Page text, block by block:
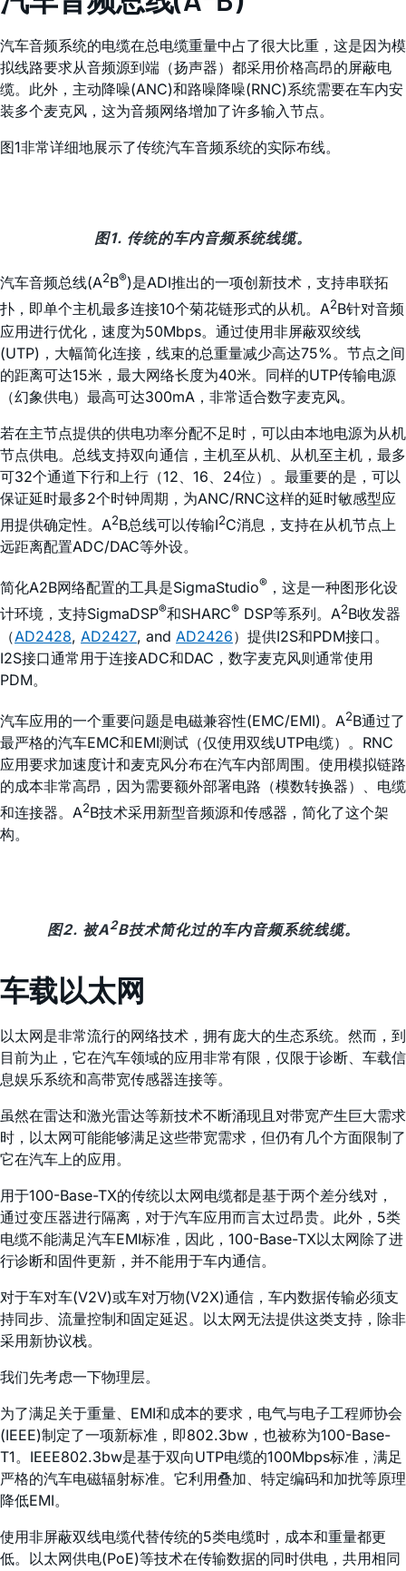
汽车音频系统的电缆在总电缆重量中占了很大比重，这是因为模
拟线路要求从音频源到端（扬声器）都采用价格高昂的屏蔽电
缆。此外，主动降噪(ANC)和路噪降噪(RNC)系统需要在车内安
装多个麦克风，这为音频网络增加了许多输入节点。
图1非常详细地展示了传统汽车音频系统的实际布线。
图1. 传统的车内音频系统线缆。
汽车音频总线(A2B®)是ADI推出的一项创新技术，支持串联拓
扑，即单个主机最多连接10个菊花链形式的从机。A2B针对音频
应用进行优化，速度为50Mbps。通过使用非屏蔽双绞线
(UTP)，大幅简化连接，线束的总重量减少高达75%。节点之间
的距离可达15米，最大网络长度为40米。同样的UTP传输电源
（幻象供电）最高可达300mA，非常适合数字麦克风。
若在主节点提供的供电功率分配不足时，可以由本地电源为从机
节点供电。总线支持双向通信，主机至从机、从机至主机，最多
可32个通道下行和上行（12、16、24位）。最重要的是，可以
保证延时最多2个时钟周期，为ANC/RNC这样的延时敏感型应
用提供确定性。A2B总线可以传输I2C消息，支持在从机节点上
远距离配置ADC/DAC等外设。
简化A2B网络配置的工具是SigmaStudio® ，这是一种图形化设
计环境，支持SigmaDSP®和SHARC® DSP等系列。A2B收发器
（AD2428, AD2427, and AD2426）提供I2S和PDM接口。
I2S接口通常用于连接ADC和DAC，数字麦克风则通常使用
PDM。
汽车应用的一个重要问题是电磁兼容性(EMC/EMI)。A2B通过了
最严格的汽车EMC和EMI测试（仅使用双线UTP电缆）。RNC
应用要求加速度计和麦克风分布在汽车内部周围。使用模拟链路
的成本非常高昂，因为需要额外部署电路（模数转换器）、电缆
和连接器。A2B技术采用新型音频源和传感器，简化了这个架
构。
图2. 被A2B技术简化过的车内音频系统线缆。
车载以太网
以太网是非常流行的网络技术，拥有庞大的生态系统。然而，到
目前为止，它在汽车领域的应用非常有限，仅限于诊断、车载信
息娱乐系统和高带宽传感器连接等。
虽然在雷达和激光雷达等新技术不断涌现且对带宽产生巨大需求
时，以太网可能能够满足这些带宽需求，但仍有几个方面限制了
它在汽车上的应用。
用于100-Base-TX的传统以太网电缆都是基于两个差分线对，
通过变压器进行隔离，对于汽车应用而言太过昂贵。此外，5类
电缆不能满足汽车EMI标准，因此，100-Base-TX以太网除了进
行诊断和固件更新，并不能用于车内通信。
对于车对车(V2V)或车对万物(V2X)通信，车内数据传输必须支
持同步、流量控制和固定延迟。以太网无法提供这类支持，除非
采用新协议栈。
我们先考虑一下物理层。
为了满足关于重量、EMI和成本的要求，电气与电子工程师协会
(IEEE)制定了一项新标准，即802.3bw，也被称为100-Base-
T1。IEEE802.3bw是基于双向UTP电缆的100Mbps标准，满足
严格的汽车电磁辐射标准。它利用叠加、特定编码和加扰等原理
降低EMI。
使用非屏蔽双线电缆代替传统的5类电缆时，成本和重量都更
低。以太网供电(PoE)等技术在传输数据的同时供电，共用相同